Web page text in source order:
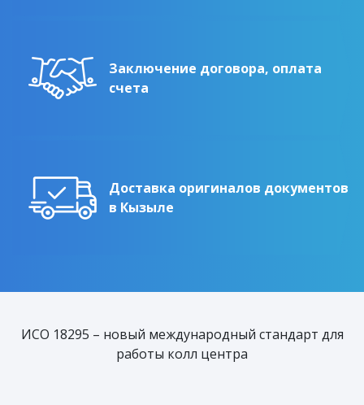
Заключение договора, оплата
счета
Доставка оригиналов документов
в Кызыле
ИСО 18295 – новый международный стандарт для
работы колл центра